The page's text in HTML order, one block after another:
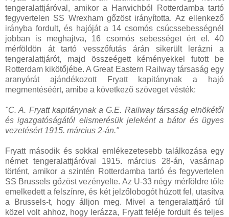
tengeralattjáróval, amikor a Harwichból Rotterdamba tartó
fegyvertelen SS Wrexham gőzöst irányította. Az ellenkező
irányba fordult, és hajóját a 14 csomós csúcssebességnél
jobban is meghajtva, 16 csomós sebességet ért el. 40
mérföldön át tartó vesszőfutás árán sikerült lerázni a
tengeralattjárót, majd összeégett kéményekkel futott be
Rotterdam kikötőjébe. A Great Eastern Railway társaság egy
aranyórát ajándékozott Fryatt kapitánynak a hajó
megmentéséért, amibe a következő szöveget vésték:
"C. A. Fryatt kapitánynak a G.E. Railway társaság elnökétől
és igazgatóságától elismerésük jeleként a bátor és ügyes
vezetésért 1915. március 2-án."
Fryatt második és sokkal emlékezetesebb találkozása egy
német tengeralattjáróval 1915. március 28-án, vasárnap
történt, amikor a szintén Rotterdamba tartó és fegyvertelen
SS Brussels gőzöst vezényelte. Az U-33 négy mérföldre tőle
emelkedett a felszínre, és két jelzőlobogót húzott fel, utasítva
a Brussels-t, hogy álljon meg. Mivel a tengeralattjáró túl
közel volt ahhoz, hogy lerázza, Fryatt feléje fordult és teljes